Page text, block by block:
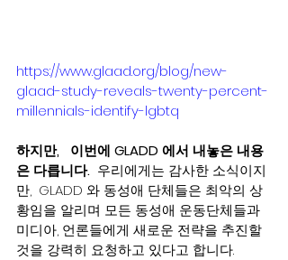
https://www.glaad.org/blog/new-
glaad-study-reveals-twenty-percent-
millennials-identify-lgbtq
하지만,   이번에 GLADD 에서 내놓은 내용
은 다릅니다. 우리에게는 감사한 소식이지
만,  GLADD 와 동성애 단체들은 최악의 상
황임을 알리며 모든 동성애 운동단체들과
미디아, 언론들에게 새로운 전략을 추진할
것을 강력히 요청하고 있다고 합니다.